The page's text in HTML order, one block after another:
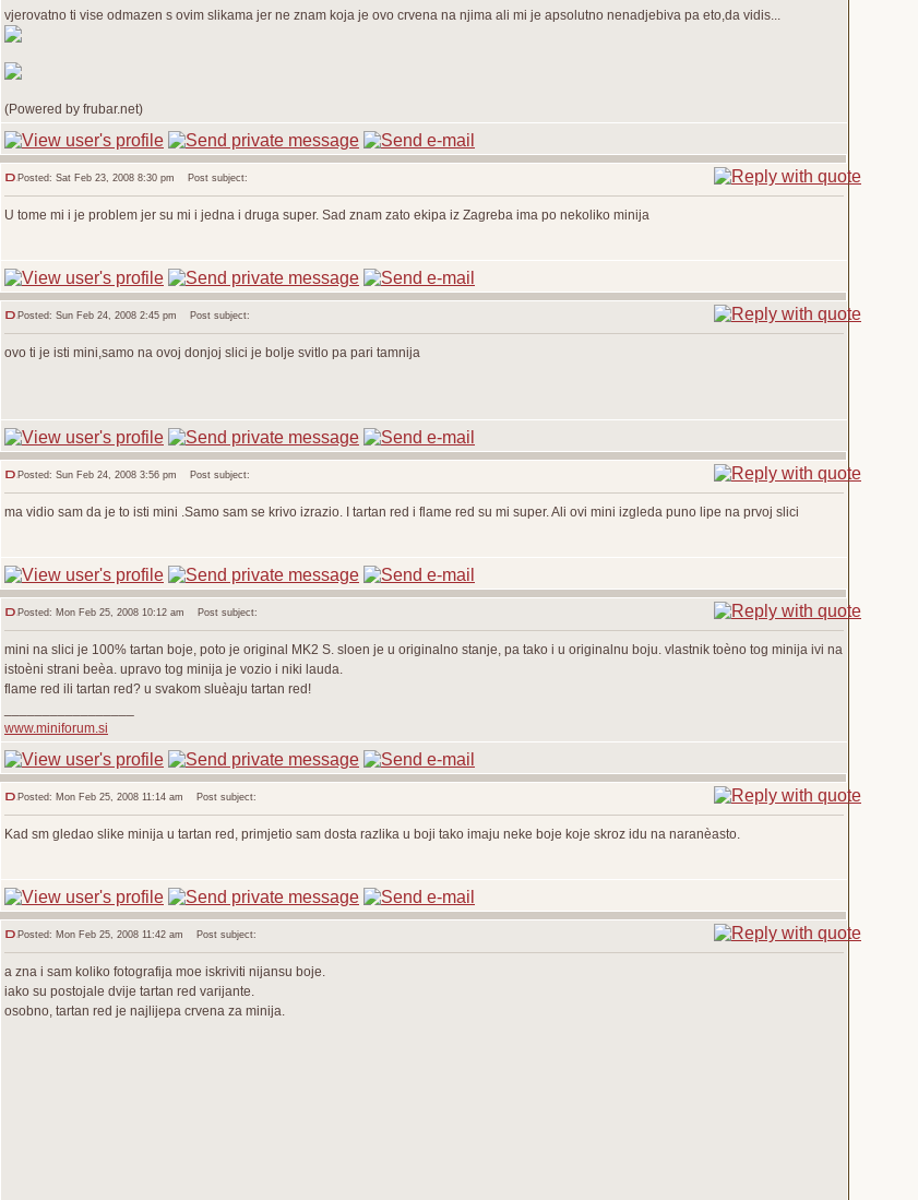
vjerovatno ti vise odmazen s ovim slikama jer ne znam koja je ovo crvena na njima ali mi je apsolutno nenadjebiva pa eto,da vidis...
(Powered by frubar.net)
Posted: Sat Feb 23, 2008 8:30 pm Post subject:
U tome mi i je problem jer su mi i jedna i druga super. Sad znam zato ekipa iz Zagreba ima po nekoliko minija
Posted: Sun Feb 24, 2008 2:45 pm Post subject:
ovo ti je isti mini,samo na ovoj donjoj slici je bolje svitlo pa pari tamnija
Posted: Sun Feb 24, 2008 3:56 pm Post subject:
ma vidio sam da je to isti mini .Samo sam se krivo izrazio. I tartan red i flame red su mi super. Ali ovi mini izgleda puno lipe na prvoj slici
Posted: Mon Feb 25, 2008 10:12 am Post subject:
mini na slici je 100% tartan boje, poto je original MK2 S. sloen je u originalno stanje, pa tako i u originalnu boju. vlastnik toèno tog minija ivi na
istoèni strani beèa. upravo tog minija je vozio i niki lauda.
flame red ili tartan red? u svakom sluèaju tartan red!
www.miniforum.si
Posted: Mon Feb 25, 2008 11:14 am Post subject:
Kad sm gledao slike minija u tartan red, primjetio sam dosta razlika u boji tako imaju neke boje koje skroz idu na naranèasto.
Posted: Mon Feb 25, 2008 11:42 am Post subject:
a zna i sam koliko fotografija moe iskriviti nijansu boje.
iako su postojale dvije tartan red varijante.
osobno, tartan red je najlijepa crvena za minija.